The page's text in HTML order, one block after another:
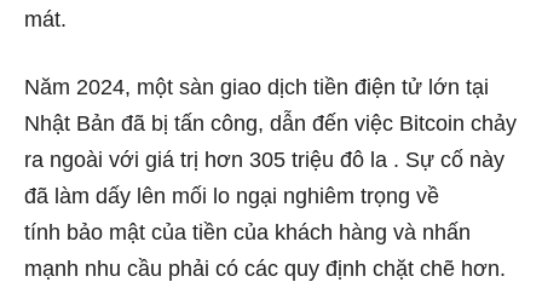
mát.
Năm 2024, một sàn giao dịch tiền điện tử lớn tại
Nhật Bản đã bị tấn công, dẫn đến việc Bitcoin chảy
ra ngoài với giá trị hơn 305 triệu đô la . Sự cố này
đã làm dấy lên mối lo ngại nghiêm trọng về
tính bảo mật của tiền của khách hàng và nhấn
mạnh nhu cầu phải có các quy định chặt chẽ hơn.